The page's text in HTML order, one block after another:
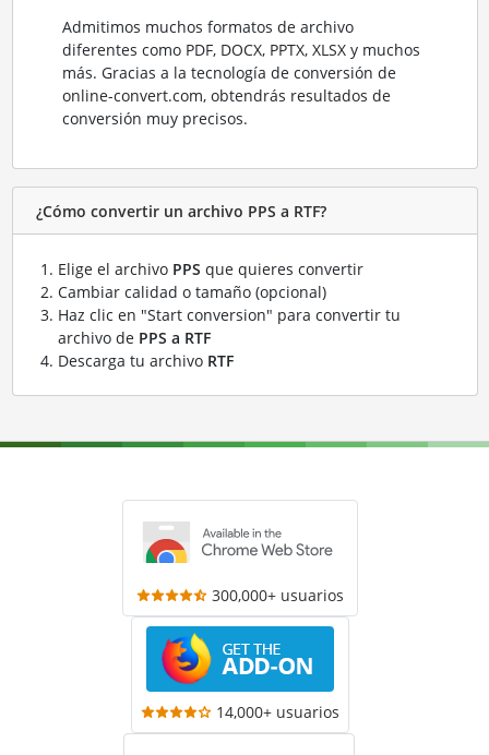
Admitimos muchos formatos de archivo
diferentes como PDF, DOCX, PPTX, XLSX y muchos
más. Gracias a la tecnología de conversión de
online-convert.com, obtendrás resultados de
conversión muy precisos.
¿Cómo convertir un archivo PPS a RTF?
Elige el archivo PPS que quieres convertir
Cambiar calidad o tamaño (opcional)
Haz clic en "Start conversion" para convertir tu
archivo de PPS a RTF
Descarga tu archivo RTF
300,000+ usuarios
14,000+ usuarios